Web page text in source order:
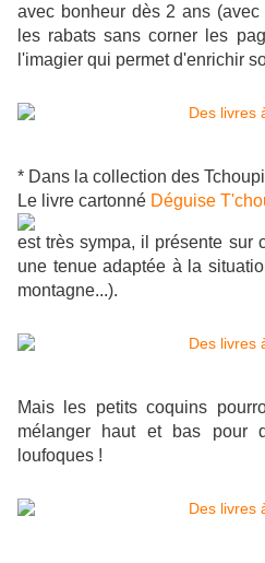
avec bonheur dès 2 ans
les rabats sans corner les
l'imagier qui permet d'enrichir
* Dans la collection des Tchoupi
Le livre cartonné Déguise
est très sympa, il présente sur
une tenue adaptée à la
montagne...).
Mais les petits coquins
mélanger haut et bas pour
loufoques !